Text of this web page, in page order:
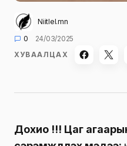
Niitlel.mn
0
24/03/2025
ХУВААЛЦАХ
Дохио !!! Цаг